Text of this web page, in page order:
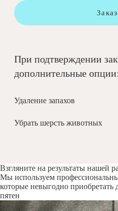
При подтверждении
дополнительные опции:
Удаление запахов
Убрать шерсть животных
Взгляните на результаты нашей
Мы используем
которые невыгодно приобретать
пятен